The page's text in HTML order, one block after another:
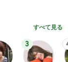
すべて見る
3